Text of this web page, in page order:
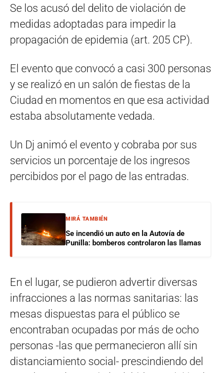
Se los acusó del delito de violación de
medidas adoptadas para impedir la
propagación de epidemia (art. 205 CP).
El evento que convocó a casi 300 personas
y se realizó en un salón de fiestas de la
Ciudad en momentos en que esa actividad
estaba absolutamente vedada.
Un Dj animó el evento y cobraba por sus
servicios un porcentaje de los ingresos
percibidos por el pago de las entradas.
MIRÁ TAMBIÉN
Se incendió un auto en la Autovía de
Punilla: bomberos controlaron las llamas
En el lugar, se pudieron advertir diversas
infracciones a las normas sanitarias: las
mesas dispuestas para el público se
encontraban ocupadas por más de ocho
personas -las que permanecieron allí sin
distanciamiento social- prescindiendo del